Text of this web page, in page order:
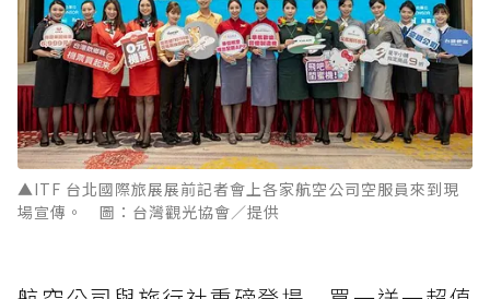
▲ITF 台北國際旅展展前記者會上各家航空公司空服員來到現
場宣傳。 圖：台灣觀光協會／提供